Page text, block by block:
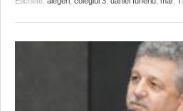
SFATURI JURIDICE